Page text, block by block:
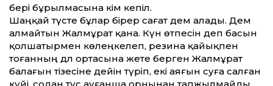
бері бұрылмасына кім кепіл.
Шаңқай түсте бұлар бірер сағат дем алады. Дем
алмайтын Жалмұрат қана. Күн өтпесін деп басын
қолшатырмен көлеңкелеп, резина қайықпен
тоғанның дәл ортасына жете берген Жалмұрат
балағын тізесіне дейін түріп, екі аяғын суға салған